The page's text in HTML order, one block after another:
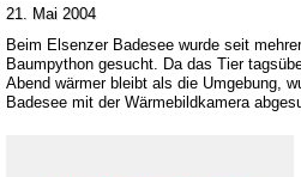
21. Mai 2004
Beim Elsenzer Badesee wurde seit
Baumpython gesucht. Da das Tier
Abend wärmer bleibt als die Umgebung,
Badesee mit der Wärmebildkamera